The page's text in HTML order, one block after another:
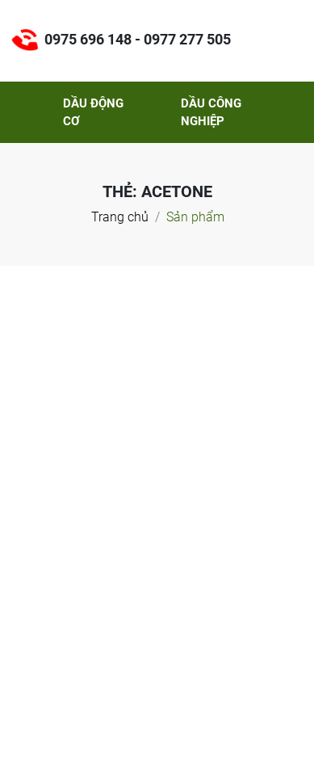
0975 696 148 - 0977 277 505
DẦU ĐỘNG
CƠ
DẦU CÔNG
NGHIỆP
THẺ: ACETONE
Trang chủ Sản phẩm